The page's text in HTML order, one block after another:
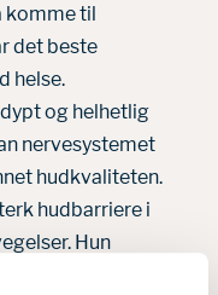
komme til
det beste
helse.
dypt og helhetlig
nervesystemet
hudkvaliteten.
hudbarriere i
Hun
berøring og